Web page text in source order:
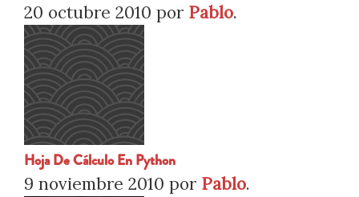
20 octubre 2010 por Pablo.
Hoja De Cálculo En Python
9 noviembre 2010 por Pablo.